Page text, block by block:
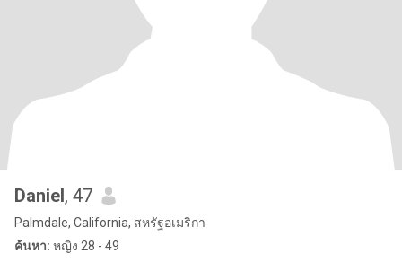
Daniel, 47
Palmdale, California, สหรัฐอเมริกา
ค้นหา: หญิง 28 - 49